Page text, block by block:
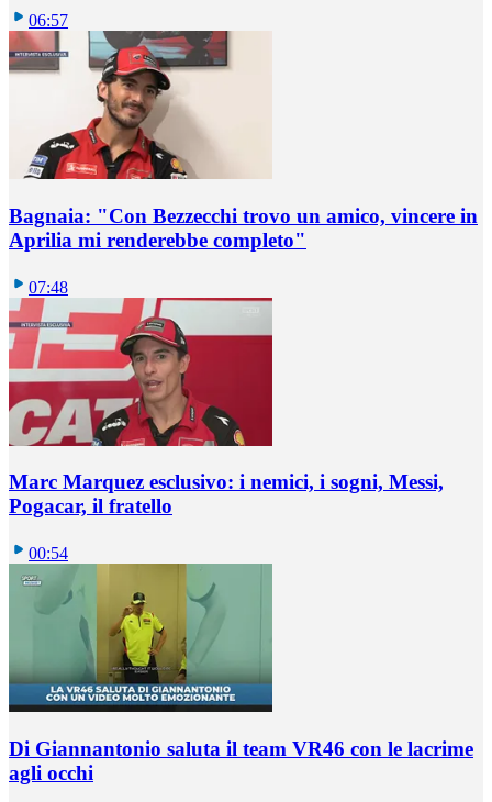
06:57
Bagnaia: "Con Bezzecchi trovo un amico, vincere in
Aprilia mi renderebbe completo"
07:48
Marc Marquez esclusivo: i nemici, i sogni, Messi,
Pogacar, il fratello
00:54
Di Giannantonio saluta il team VR46 con le lacrime
agli occhi